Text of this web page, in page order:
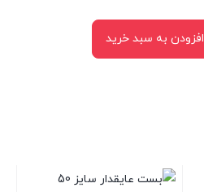
افزودن به سبد خرید
بست عایقدار سایز 10